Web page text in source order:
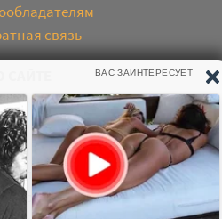
связь
аудиокниг. Более 20000
Слушайте аудиокниги
регистрации. По любым